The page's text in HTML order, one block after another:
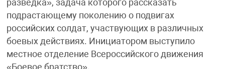
разведка», задача которого рассказать
подрастающему поколению о подвигах
российских солдат, участвующих в различных
боевых действиях. Инициатором выступило
местное отделение Всероссийского движения
«Боевое братство».